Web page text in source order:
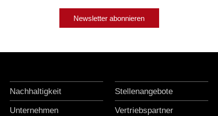
Newsletter abonnieren
Nachhaltigkeit Stellenangebote
Unternehmen Vertriebspartner